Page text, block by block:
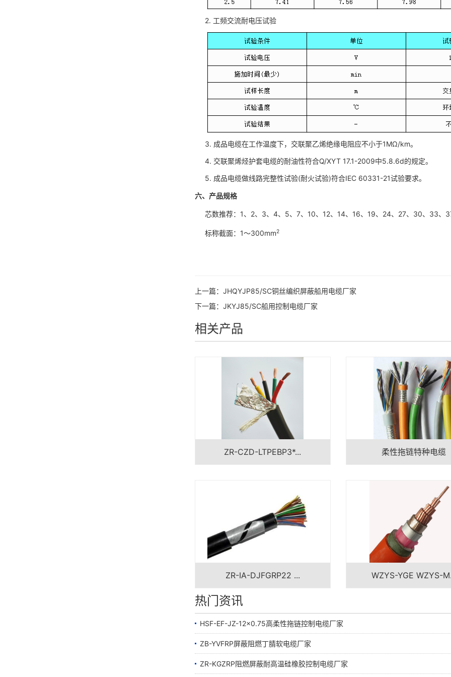
2. 工频交流耐电压试验
3. 成品电缆在工作温度下，交联聚乙烯绝缘电阻应不小于1MΩ/km。
4. 交联聚烯烃护套电缆的耐油性符合Q/XYT 17.1-2009中5.8.6d的规定。
5. 成品电缆做线路完整性试验(耐火试验)符合IEC 60331-21试验要求。
六、产品规格
芯数推荐：1、2、3、4、5、7、10、12、14、16、19、24、27、30、33、
标称截面：1～300mm2
上一篇： JHQYJP85/SC铜丝编织屏蔽船用电缆厂家
下一篇： JKYJ85/SC船用控制电缆厂家
相关产品
ZR-CZD-LTPEBP3*... 柔性拖链特种电缆
ZR-IA-DJFGRP22 ... WZYS-YGE WZYS-
热门资讯
HSF-EF-JZ-12×0.75高柔性拖链控制电缆厂家
ZB-YVFRP屏蔽阻燃丁腈软电缆厂家
ZR-KGZRP阻燃屏蔽耐高温硅橡胶控制电缆厂家